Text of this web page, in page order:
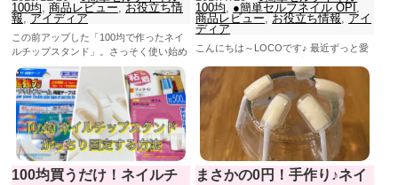
100均, 商品レビュー, お役立ち情
報, アイディア
この前アップした「100均で作ったネイ
ルチップスタンド」。さっそく使い始め
てみたのですが、けっこう可愛い感じだ
ったのでご報告します...
100均, ●簡単セルフネイル OPI ,
商品レビュー, お役立ち情報, アイ
ディア
こんにちは～LOCOです♪ 最近ずっと愛
プ固定するための台）を リニューアルし
たのでご報告だよ＾＾ ...
100均買うだけ！ネイルチ
まさかの0円！手作り♪ネイ